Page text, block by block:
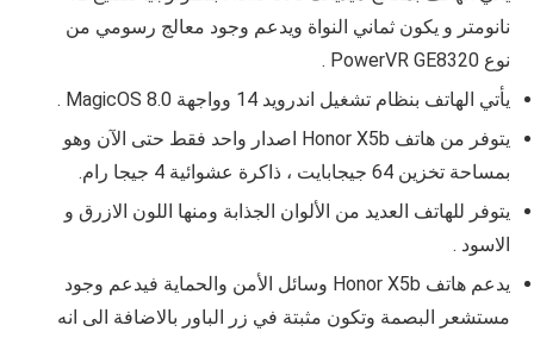
نانومتر و يكون ثماني النواة ويدعم وجود معالج رسومي من
نوع PowerVR GE8320
.
يأتي الهاتف بنظام تشغيل اندرويد 14 وواجهة
MagicOS 8.0
.
يتوفر من هاتف
Honor X5b اصدار واحد فقط حتى الآن وهو
بمساحة تخزين 64 جيجابايت ، ذاكرة عشوائية 4 جيجا رام.
يتوفر للهاتف العديد من الألوان الجذابة ومنها اللون الازرق و
الاسود .
يدعم هاتف Honor X5b
وسائل الأمن والحماية فيدعم وجود
مستشعر البصمة وتكون مثبتة في زر الباور بالاضافة الى انه